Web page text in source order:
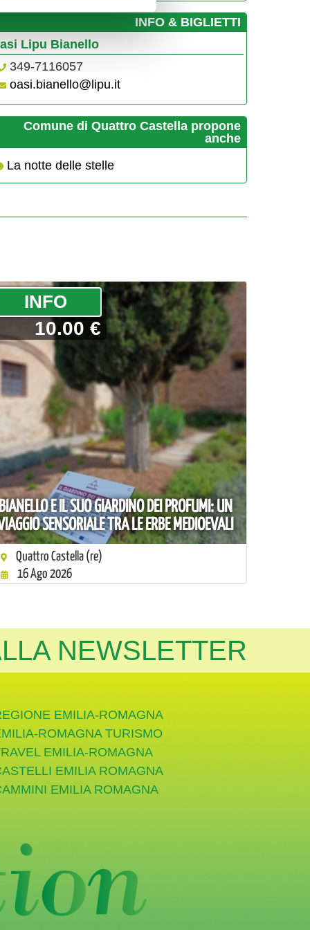
­INFO & BIGLIETTI
Lipu Bianello
349-7116057
oasi.bianello@lipu.it
Comune di Quattro Castella propone
anche
La notte delle stelle
E IL SUO GIARDINO DEI PROFUMI: UN
SENSORIALE TRA LE ERBE MEDIOEVALI
­INFO
10.00 €
Quattro Castella (re)
16 Ago 2026
NEWSLETTER
EMILIA-ROMAGNA
ROMAGNA TURISMO
EMILIA-ROMAGNA
EMILIA ROMAGNA
EMILIA ROMAGNA